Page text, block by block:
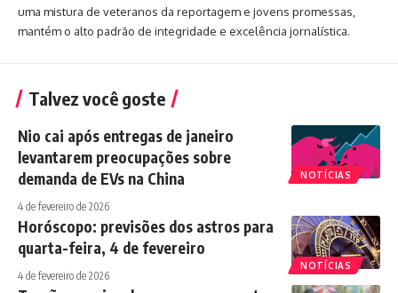
uma mistura de veteranos da reportagem e jovens promessas,
mantém o alto padrão de integridade e excelência jornalística.
Talvez você goste
NOTÍCIAS
Nio cai após entregas de janeiro
levantarem preocupações sobre
demanda de EVs na China
4 de fevereiro de 2026
NOTÍCIAS
Horóscopo: previsões dos astros para
quarta-feira, 4 de fevereiro
4 de fevereiro de 2026